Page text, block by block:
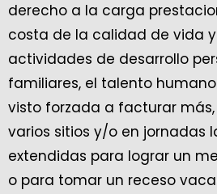
derecho a la carga
costa de la calidad de vida
actividades de desarrollo
familiares, el talento
visto forzada a facturar
varios sitios y/o en jornadas
extendidas para lograr un
o para tomar un receso